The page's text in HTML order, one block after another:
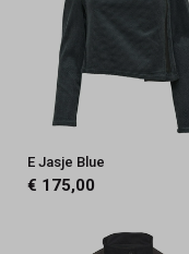
E Jasje Blue
€ 175,00